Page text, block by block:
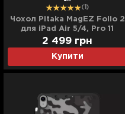
(1)
Чохол Pitaka MagEZ Folio 2
для iPad Air 5/4, Pro 11
(2022-2018) & Air 11 (2024)
(Black) (FOL2301)
Купити
2 499 грн